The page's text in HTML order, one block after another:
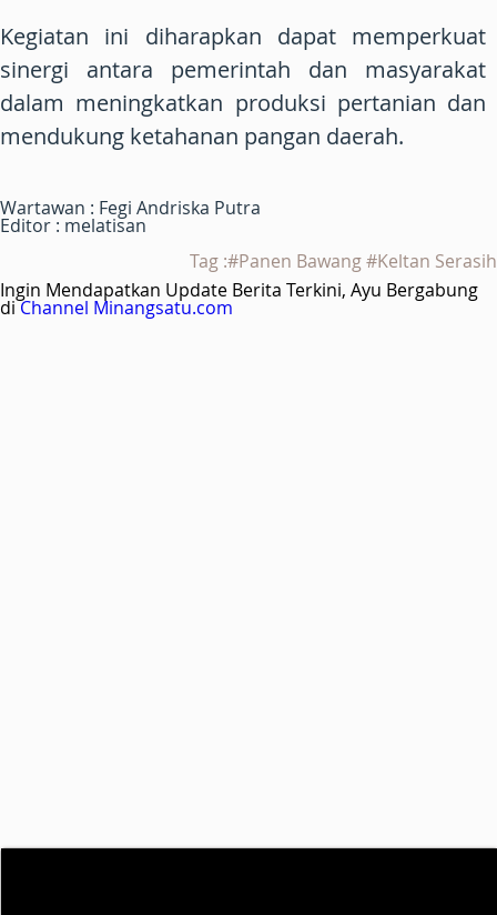
Kegiatan ini diharapkan dapat memperkuat
sinergi antara pemerintah dan masyarakat
dalam meningkatkan produksi pertanian dan
mendukung ketahanan pangan daerah.
Wartawan : Fegi Andriska Putra
Editor : melatisan
Tag :#Panen Bawang #Keltan Serasih
Ingin Mendapatkan Update Berita Terkini, Ayu Bergabung
diChannel Minangsatu.com